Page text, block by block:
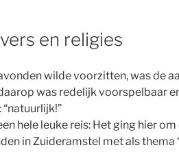
en religies
wilde voorzitten, was de
was redelijk voorspelbaar
hele leuke reis: Het ging hier om
in Zuideramstel met als thema